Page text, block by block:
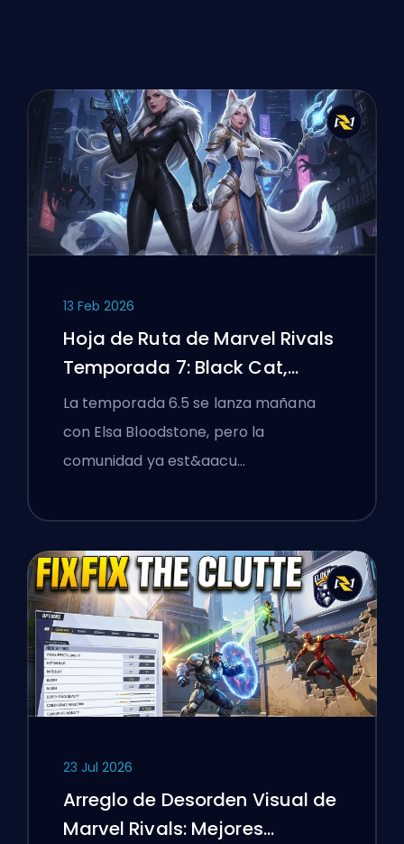
13 Feb 2026
Hoja de Ruta de Marvel Rivals
Temporada 7: Black Cat,
White Fox y el Evento Monsters
Take Manhattan
La temporada 6.5 se lanza mañana
con Elsa Bloodstone, pero la
comunidad ya est&aacu…
23 Jul 2026
Arreglo de Desorden Visual de
Marvel Rivals: Mejores